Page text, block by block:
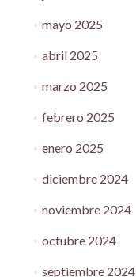
mayo 2025
abril 2025
marzo 2025
febrero 2025
enero 2025
diciembre 2024
noviembre 2024
octubre 2024
septiembre 2024